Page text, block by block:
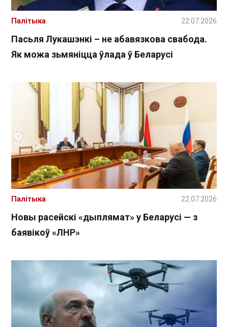
Пасьля Лукашэнкі – не абавязкова свабода.
Як можа зьмяніцца ўлада ў Беларусі
Палітыка 22.07.2026
Новы расейскі «дыплямат» у Беларусі — з
баявікоў «ЛНР»
Палітыка 22.07.2026